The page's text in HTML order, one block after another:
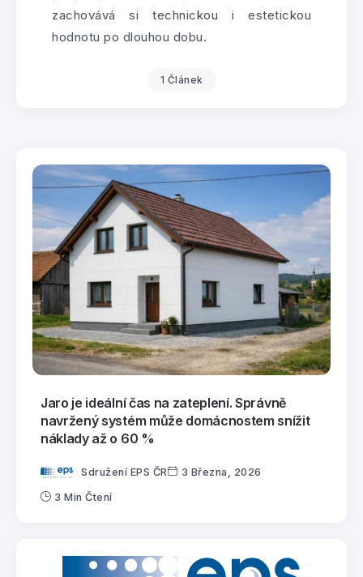
zachovává si technickou i estetickou
hodnotu po dlouhou dobu.
1 Článek
Jaro je ideální čas na zateplení. Správně
navržený systém může domácnostem snížit
náklady až o 60 %
Sdružení EPS ČR 3 Března, 2026
3 Min Čtení